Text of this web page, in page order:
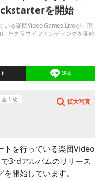
を開始
いる楽団Video Games Liveが、現
たクラウドファンディングを開始
送る
全 1 枚 拡大写真
トを行っている楽団Video
3rdアルバムのリリース
開始しています。